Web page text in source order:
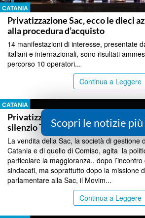
CATANIA
Privatizzazione Sac, ecco le dieci
alla procedura d’acquisto
14 manifestazioni di interesse, presentate
italiani e internazionali, sono risultati
percorso 10 operatori...
Continua a Leggere
CATANIA
Privatizzazione Sac, sale la
silenzio Trantino dopo seduta
La vendita della Sac, la società di gestione
Catania e di quello di Comiso, agita la
particolare la maggioranza., dopo
sindacati, ma soprattutto dopo la missione
parlamentare alla Sac, il Movim...
Continua a Leggere
Scopri le notizie